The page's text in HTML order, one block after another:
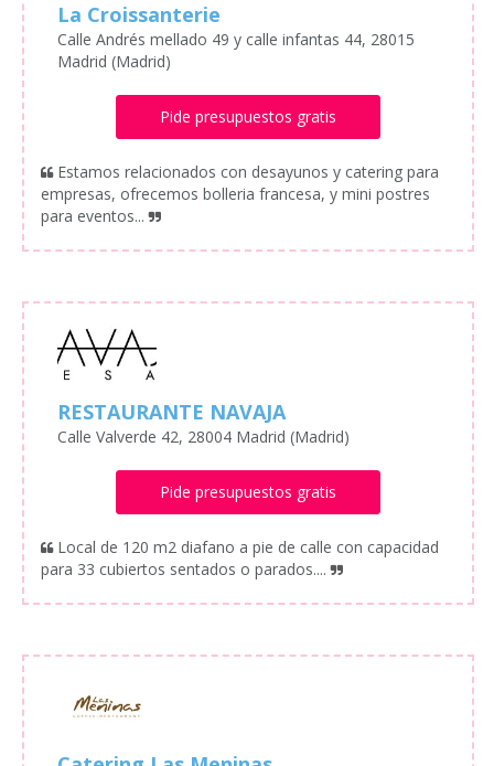
La Croissanterie
Calle Andrés mellado 49 y calle infantas 44, 28015
Madrid (Madrid)
Pide presupuestos gratis
Estamos relacionados con desayunos y catering para
empresas, ofrecemos bolleria francesa, y mini postres
para eventos...
RESTAURANTE NAVAJA
Calle Valverde 42, 28004 Madrid (Madrid)
Pide presupuestos gratis
Local de 120 m2 diafano a pie de calle con capacidad
para 33 cubiertos sentados o parados....